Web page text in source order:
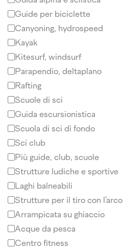
Guide per biciclette
Canyoning, hydrospeed
Kayak
Kitesurf, windsurf
Parapendio, deltaplano
Rafting
Scuole di sci
Guida escursionistica
Scuola di sci di fondo
Sci club
Più guide, club, scuole
Strutture ludiche e sportive
Laghi balneabili
Strutture per il tiro con l'arco
Arrampicata su ghiaccio
Acque da pesca
Centro fitness